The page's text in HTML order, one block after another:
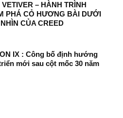
VETIVER – HÀNH TRÌNH
PHÁ CỎ HƯƠNG BÀI DƯỚI
CỦA CREED
IX : Công bố định hướng
mới sau cột mốc 30 năm